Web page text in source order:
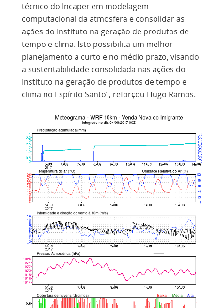
técnico do Incaper em modelagem
computacional da atmosfera e consolidar as
ações do Instituto na geração de produtos de
tempo e clima. Isto possibilita um melhor
planejamento a curto e no médio prazo, visando
a sustentabilidade consolidada nas ações do
Instituto na geração de produtos de tempo e
clima no Espírito Santo”, reforçou Hugo Ramos.